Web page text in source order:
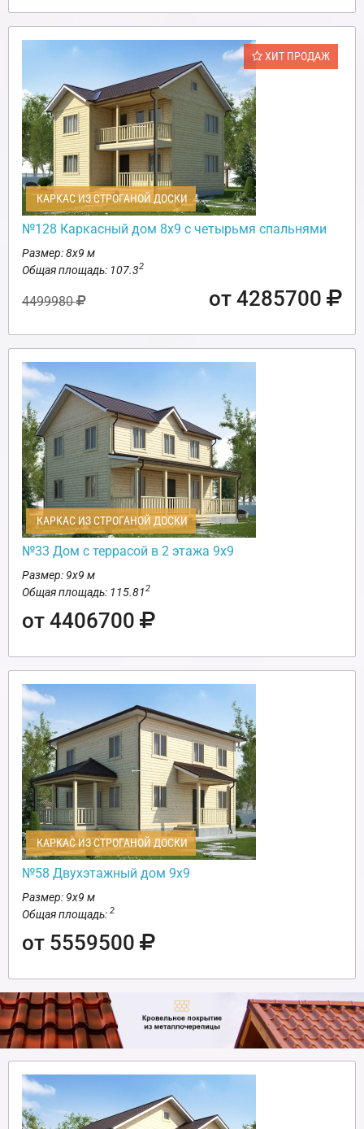
ХИТ ПРОДАЖ
КАРКАС ИЗ СТРОГАНОЙ ДОСКИ
№128 Каркасный дом 8х9 с четырьмя спальнями
Размер: 8х9 м
Общая площадь: 107.32
4499980 от 4285700
КАРКАС ИЗ СТРОГАНОЙ ДОСКИ
№33 Дом с террасой в 2 этажа 9х9
Размер: 9х9 м
Общая площадь: 115.812
от 4406700
КАРКАС ИЗ СТРОГАНОЙ ДОСКИ
№58 Двухэтажный дом 9х9
Размер: 9х9 м
Общая площадь: 2
от 5559500